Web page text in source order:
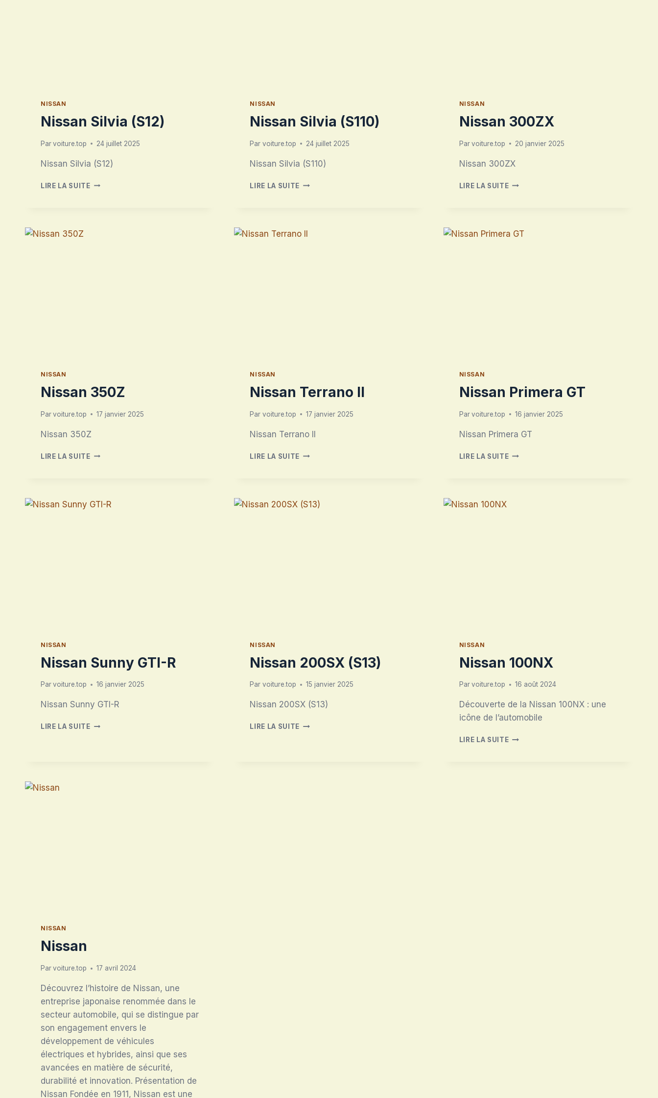
NISSAN
Nissan Silvia (S12)
Parvoiture.top 24 juillet 2025
Nissan Silvia (S12)
LIRE LA SUITENISSAN
NISSAN
Nissan Silvia (S110)
Par voiture.top 24 juillet 2025
Nissan Silvia (S110)
LIRE LA SUITE NISSAN
NISSAN
Nissan 300ZX
Par voiture.top 20 janvier 2025
Nissan 300ZX
LIRE LA SUITENISSAN
NISSAN
Nissan 350Z
Parvoiture.top 17 janvier 2025
Nissan 350Z
LIRE LA SUITENISSAN
NISSAN
Nissan Terrano II
Par voiture.top 17 janvier 2025
Nissan Terrano II
LIRE LA SUITE NISSAN
NISSAN
Nissan Primera GT
Par voiture.top 16 janvier 2025
Nissan Primera GT
LIRE LA SUITENISSAN
NISSAN
Nissan Sunny GTI-R
Parvoiture.top 16 janvier 2025
Nissan Sunny GTI-R
LIRE LA SUITENISSAN
NISSAN
Nissan 200SX (S13)
Par voiture.top 15 janvier 2025
Nissan 200SX (S13)
LIRE LA SUITE NISSAN
NISSAN
Nissan 100NX
Par voiture.top 16 août 2024
Découverte de la Nissan 100NX : une
icône de l’automobile
LIRE LA SUITENISSAN
NISSAN
Nissan
Parvoiture.top 17 avril 2024
Découvrez l’histoire de Nissan, une
entreprise japonaise renommée dans le
secteur automobile, qui se distingue par
son engagement envers le
développement de véhicules
électriques et hybrides, ainsi que ses
avancées en matière de sécurité,
durabilité et innovation. Présentation de
Nissan Fondée en 1911, Nissan est une